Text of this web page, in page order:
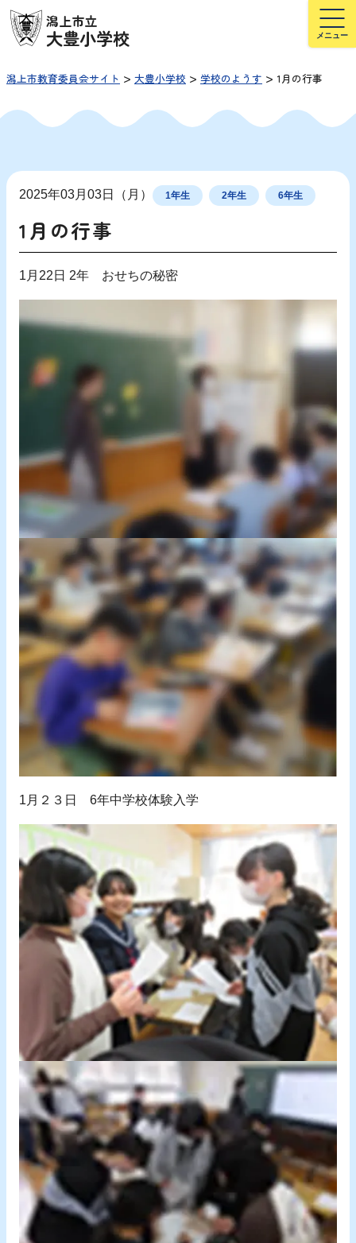
潟上市立
大豊小学校
潟上市教育委員会サイト > 大豊小学校 > 学校のようす > 1月の行事
2025年03月03日（月） 1年生 2年生 6年生
1月の行事
1月22日 2年 おせちの秘密
1月２３日 6年中学校体験入学